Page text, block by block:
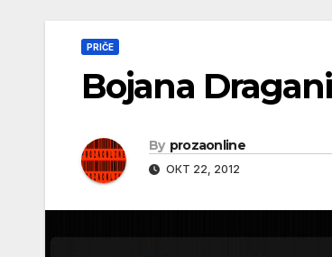
PRIČE
Bojana
By prozaonline
ОКТ 22, 2012